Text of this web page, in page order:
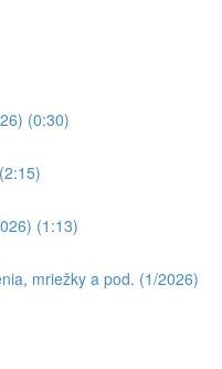
(0:30)
(1:13)
mriežky a pod. (1/2026)